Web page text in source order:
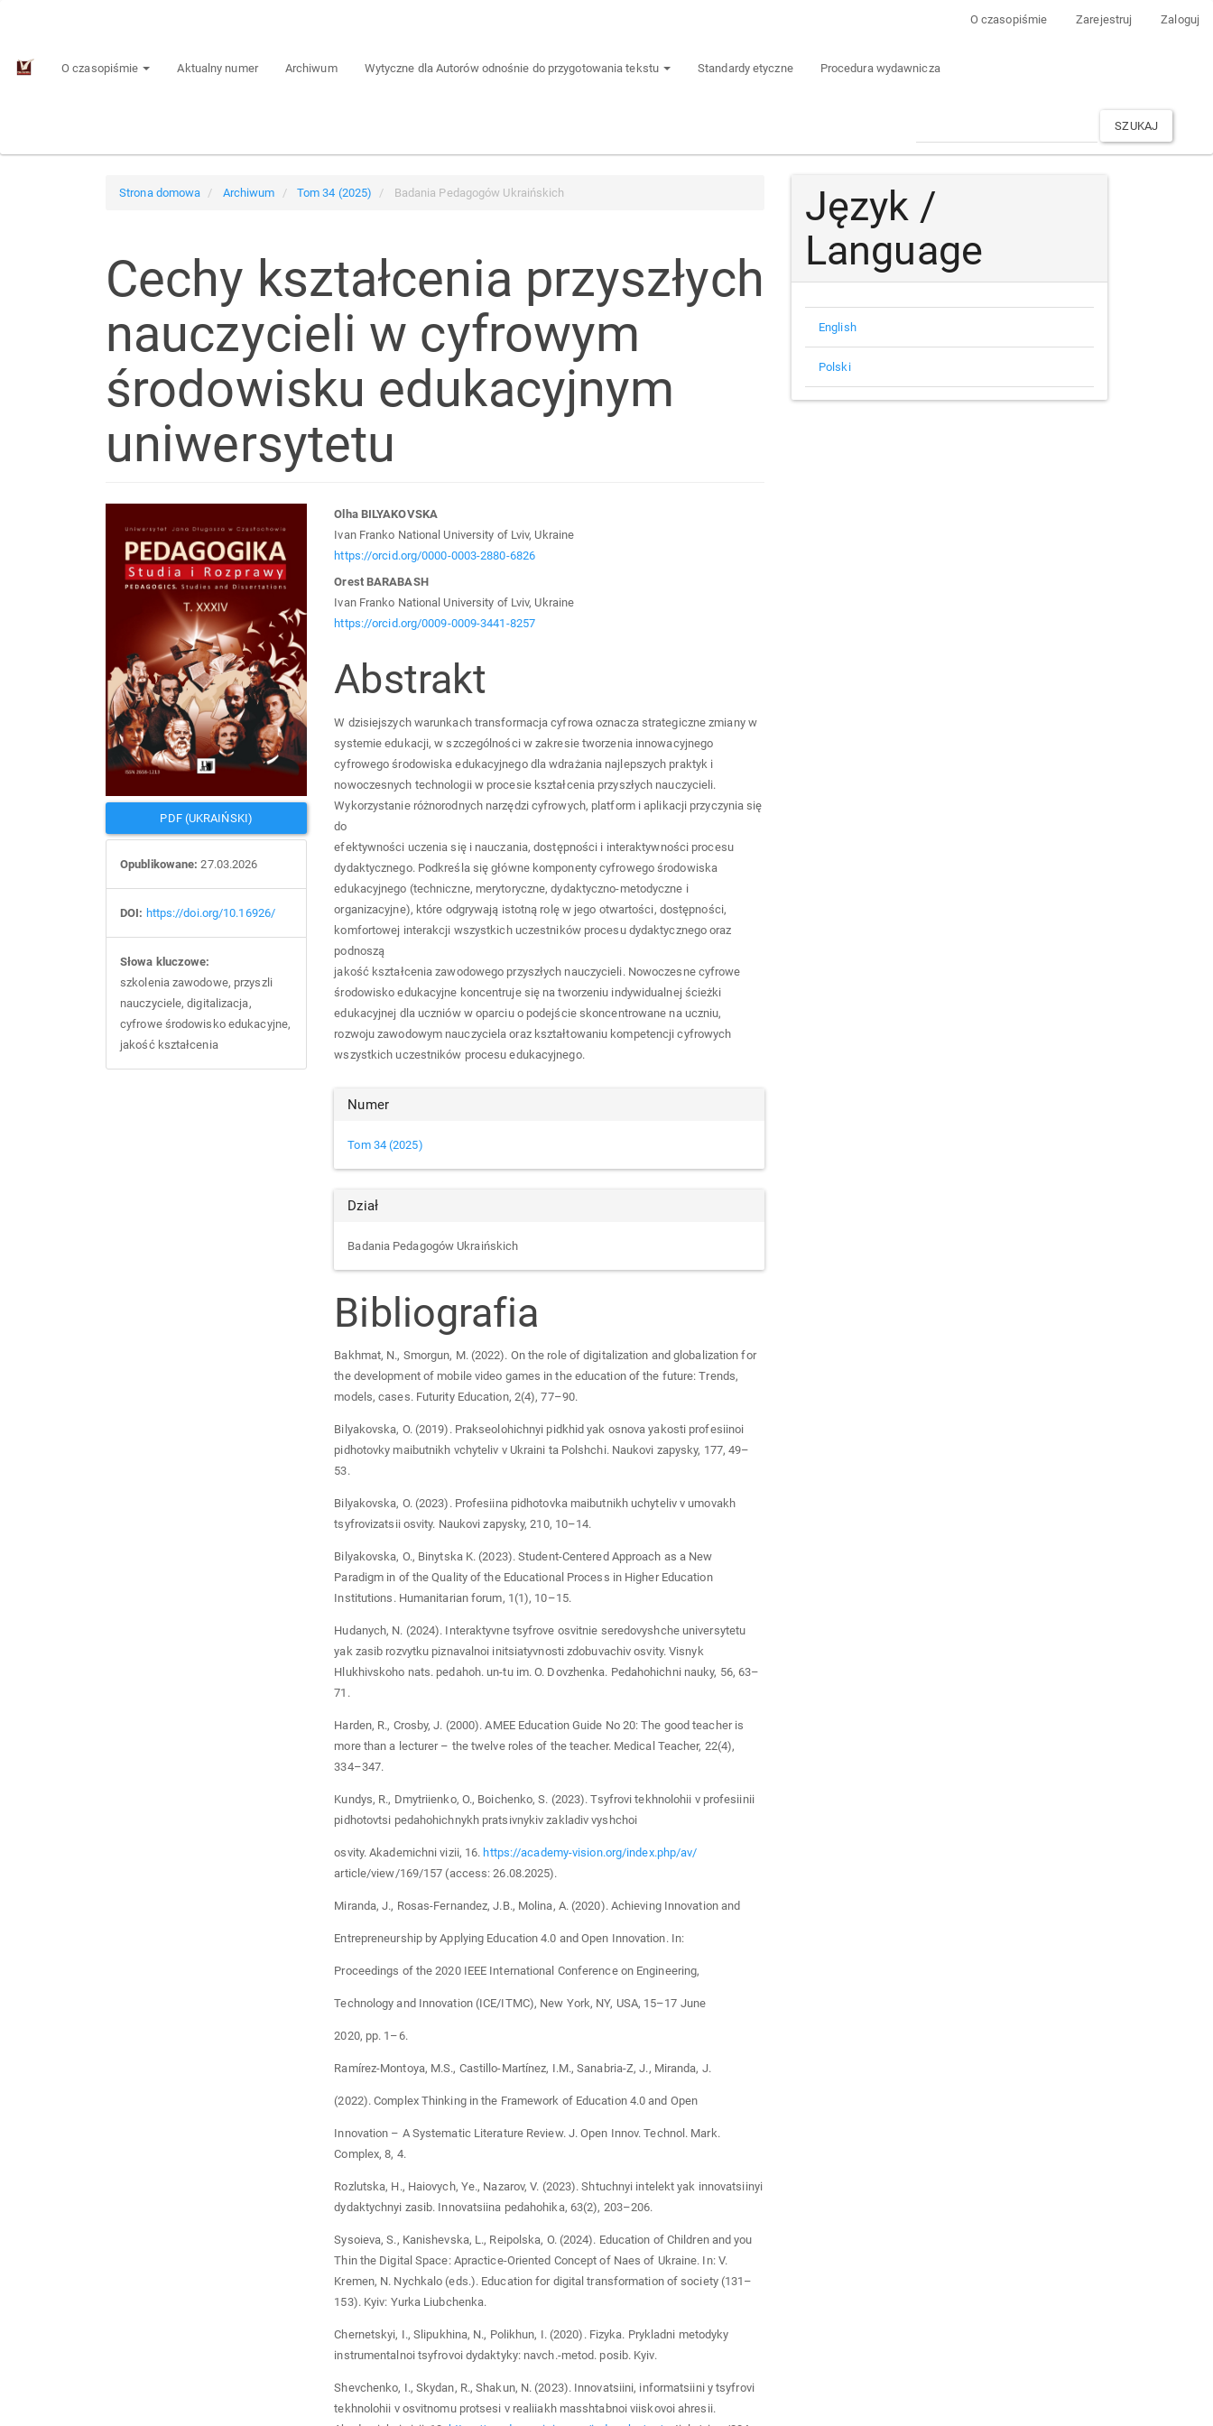
Content
O czasopiśmie Zarejestruj Zaloguj
O czasopiśmie Aktualny numer Archiwum Wytyczne dla Autorów odnośnie do przygotowania tekstu Standardy etyczne Procedura wydawnicza
SZUKAJ
Strona domowa Archiwum Tom 34 (2025) Badania Pedagogów Ukraińskich
Cechy kształcenia przyszłych
nauczycieli w cyfrowym
środowisku edukacyjnym
uniwersytetu
Article
Sidebar
PDF (UKRAIŃSKI)
Opublikowane: 27.03.2026
DOI: https://doi.org/10.16926/
Słowa kluczowe:
szkolenia zawodowe, przyszli
nauczyciele, digitalizacja,
cyfrowe środowisko edukacyjne,
jakość kształcenia
Main
Article
Content
Olha BILYAKOVSKA
Ivan Franko National University of Lviv, Ukraine
https://orcid.org/0000-0003-2880-6826
Orest BARABASH
Ivan Franko National University of Lviv, Ukraine
https://orcid.org/0009-0009-3441-8257
Abstrakt
W dzisiejszych warunkach transformacja cyfrowa oznacza strategiczne zmiany w
systemie edukacji, w szczególności w zakresie tworzenia innowacyjnego
cyfrowego środowiska edukacyjnego dla wdrażania najlepszych praktyk i
nowoczesnych technologii w procesie kształcenia przyszłych nauczycieli.
Wykorzystanie różnorodnych narzędzi cyfrowych, platform i aplikacji przyczynia się
do
efektywności uczenia się i nauczania, dostępności i interaktywności procesu
dydaktycznego. Podkreśla się główne komponenty cyfrowego środowiska
edukacyjnego (techniczne, merytoryczne, dydaktyczno-metodyczne i
organizacyjne), które odgrywają istotną rolę w jego otwartości, dostępności,
komfortowej interakcji wszystkich uczestników procesu dydaktycznego oraz
podnoszą
jakość kształcenia zawodowego przyszłych nauczycieli. Nowoczesne cyfrowe
środowisko edukacyjne koncentruje się na tworzeniu indywidualnej ścieżki
edukacyjnej dla uczniów w oparciu o podejście skoncentrowane na uczniu,
rozwoju zawodowym nauczyciela oraz kształtowaniu kompetencji cyfrowych
wszystkich uczestników procesu edukacyjnego.
Article
Details
Numer
Tom 34 (2025)
Dział
Badania Pedagogów Ukraińskich
Bibliografia
Bakhmat, N., Smorgun, M. (2022). On the role of digitalization and globalization for
the development of mobile video games in the education of the future: Trends,
models, cases. Futurity Education, 2(4), 77–90.
Bilyakovska, O. (2019). Prakseolohichnyi pidkhid yak osnova yakosti profesiinoi
pidhotovky maibutnikh vchyteliv v Ukraini ta Polshchi. Naukovi zapysky, 177, 49–
53.
Bilyakovska, O. (2023). Profesiina pidhotovka maibutnikh uchyteliv v umovakh
tsyfrovizatsii osvity. Naukovi zapysky, 210, 10–14.
Bilyakovska, О., Binytska K. (2023). Student-Centered Approach as a New
Paradigm in of the Quality of the Educational Process in Higher Education
Institutions. Humanitarian forum, 1(1), 10–15.
Hudanych, N. (2024). Interaktyvne tsyfrove osvitnie seredovyshche universytetu
yak zasib rozvytku piznavalnoi initsiatyvnosti zdobuvachiv osvity. Visnyk
Hlukhivskoho nats. pedahoh. un-tu im. O. Dovzhenka. Pedahohichni nauky, 56, 63–
71.
Harden, R., Crosby, J. (2000). AMEE Education Guide No 20: The good teacher is
more than a lecturer – the twelve roles of the teacher. Medical Teacher, 22(4),
334–347.
Kundys, R., Dmytriienko, O., Boichenko, S. (2023). Tsyfrovi tekhnolohii v profesiinii
pidhotovtsi pedahohichnykh pratsivnykiv zakladiv vyshchoi
osvity. Akademichni vizii, 16. https://academy-vision.org/index.php/av/
article/view/169/157 (access: 26.08.2025).
Miranda, J., Rosas-Fernandez, J.B., Molina, A. (2020). Achieving Innovation and
Entrepreneurship by Applying Education 4.0 and Open Innovation. In:
Proceedings of the 2020 IEEE International Conference on Engineering,
Technology and Innovation (ICE/ITMC), New York, NY, USA, 15–17 June
2020, pp. 1–6.
Ramírez-Montoya, M.S., Castillo-Martínez, I.M., Sanabria-Z, J., Miranda, J.
(2022). Complex Thinking in the Framework of Education 4.0 and Open
Innovation – A Systematic Literature Review. J. Open Innov. Technol. Mark.
Complex, 8, 4.
Rozlutska, H., Haiovych, Ye., Nazarov, V. (2023). Shtuchnyi intelekt yak innovatsiinyi
dydaktychnyi zasib. Innovatsiina pedahohika, 63(2), 203–206.
Sysоіeva, S., Кanishevska, L., Reipolska, O. (2024). Education of Children and you
Thin the Digital Space: Apractice-Oriented Concept of Naes of Ukraine. In: V.
Kremen, N. Nychkalo (eds.). Education for digital transformation of society (131–
153). Kyiv: Yurka Liubchenka.
Chernetskyi, I., Slipukhina, N., Polikhun, I. (2020). Fizyka. Prykladni metodyky
instrumentalnoi tsyfrovoi dydaktyky: navch.-metod. posib. Kyiv.
Shevchenko, I., Skydan, R., Shakun, N. (2023). Innovatsiini, informatsiini y tsyfrovi
tekhnolohii v osvitnomu protsesi v realiiakh masshtabnoi viiskovoi ahresii.
Język /
Language
English
Polski